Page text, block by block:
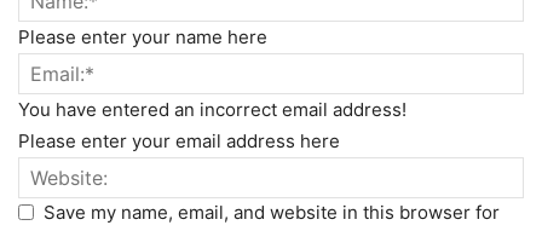
Please enter your name here
You have entered an incorrect email address!
Please enter your email address here
Save my name, email, and website in this browser for